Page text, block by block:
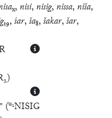
x, nisi, nisig, nissa, niša,
₁₉,śar,ša₈,šakar,šar,
)
(u₂NISIG